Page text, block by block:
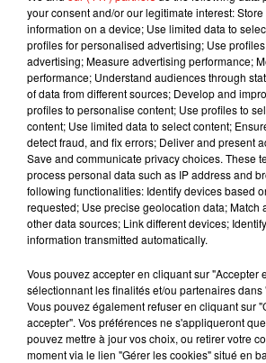
Publié : 19 avril 2019 à
Le papa a ensuite posté la vidéo
cette dernière est rapidement
a été aimée plus de 470 000 fois.
Roi Lionressort cet été au cinéma
motion picture.
Mundo Latino
Guatemala :
Le fourmilier
your consent and/or our legitimate interest:
information on a device; Use limited data to
profiles for personalised advertising; Use
advertising; Measure advertising performance;
performance; Understand audiences through
of data from different sources; Develop and
profiles to personalise content; Use profiles to
content; Use limited data to select content;
detect fraud, and fix errors; Deliver and present
Save and communicate privacy choices. These
process personal data such as IP address and
following functionalities: Identify devices based
requested; Use precise geolocation data; Match
other data sources; Link different devices;
information transmitted automatically.
Vous pouvez accepter en cliquant sur "Accepter
sélectionnant les finalités et/ou partenaires dans
Vous pouvez également refuser en cliquant sur
accepter". Vos préférences ne s'appliqueront
pouvez mettre à jour vos choix, ou retirer votre
moment via le lien "Gérer les cookies" situé en